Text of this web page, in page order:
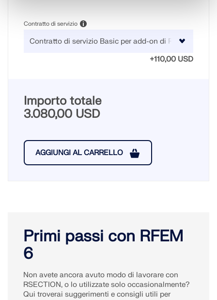
Contratto di servizio
+110,00 USD
Importo totale
3.080,00 USD
AGGIUNGI AL CARRELLO
Primi passi con RFEM
6
Non avete ancora avuto modo di lavorare con
RSECTION, o lo utilizzate solo occasionalmente?
Qui troverai suggerimenti e consigli utili per